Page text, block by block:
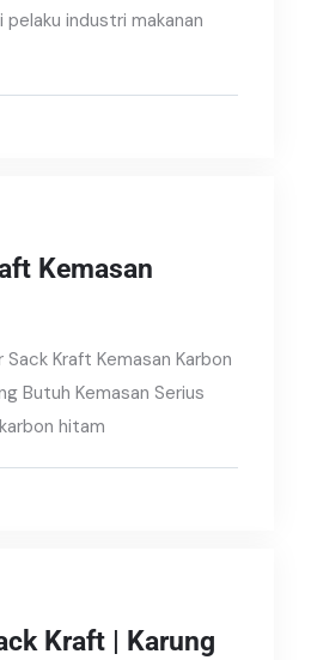
pelaku industri makanan
Kemasan
Kraft Kemasan Karbon
Butuh Kemasan Serius
hitam
Kraft | Karung